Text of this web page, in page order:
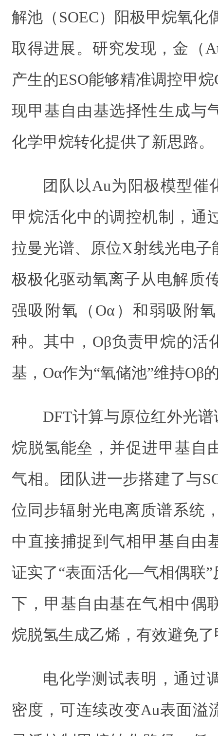
解池（SOEC）阳极甲烷氧化
取得进展。研究发现，金（
产生的ESO能够精准调控甲
现甲基自由基选择性生成与
化学甲烷转化提供了新思路。
团队以Au为阳极模型催
甲烷活化中的调控机制，通
拉曼光谱、原位X射线光电子
极极化驱动氧离子从电解质
强吸附氧（Oα）和弱吸附
种。其中，Oβ负责甲烷的活
基，Oα作为“氧储池”维持Oβ
DFT计算与原位红外光
烷脱氢能垒，并促进甲基自
气相。团队进一步搭建了与
位同步辐射光电离质谱系统
中直接捕捉到气相甲基自由
证实了“表面活化—气相偶联”
下，甲基自由基在气相中偶
烷脱氢生成乙烯，有效避免
电化学测试表明，通过
密度，可连续改变Au表面溢